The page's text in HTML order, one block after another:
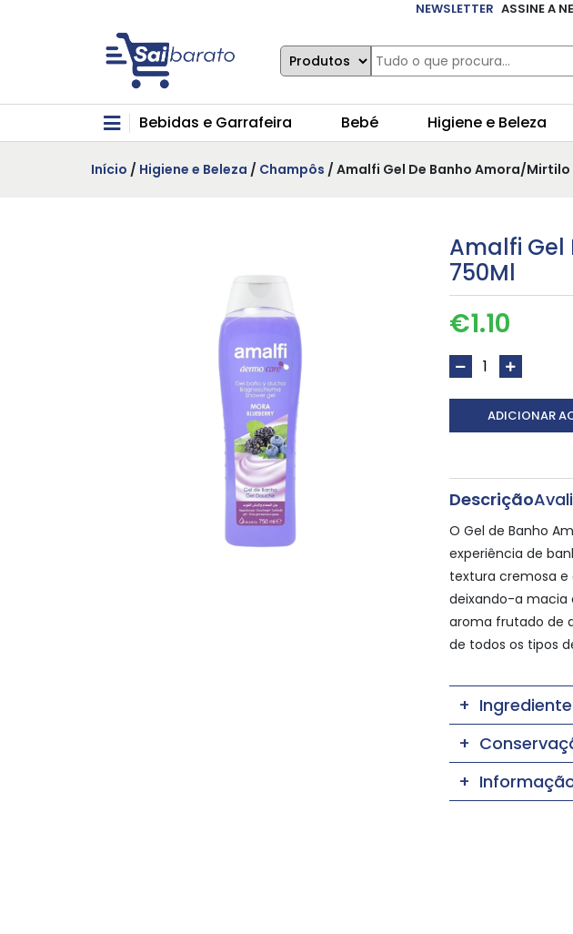
NEWSLETTER ASSINE A
Bebidas e Garrafeira Bebé Higiene e Beleza
Início / Higiene e Beleza / Champôs / Amalfi Gel De Banho Amora/Mirtilo
Amalfi
750Ml
€1.10
ADICIONAR
Descrição
O Gel de Banho
experiência de
textura cremosa e
deixando-a
aroma frutado de
de todos os tipos